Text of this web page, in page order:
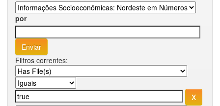
por
Filtros correntes: